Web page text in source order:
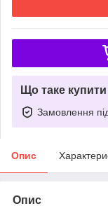
Що таке
Замовлення
Опис
Опис